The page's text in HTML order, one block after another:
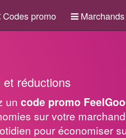
Codes promo Marchands
réductions
un code promo
sur votre
pour économiser